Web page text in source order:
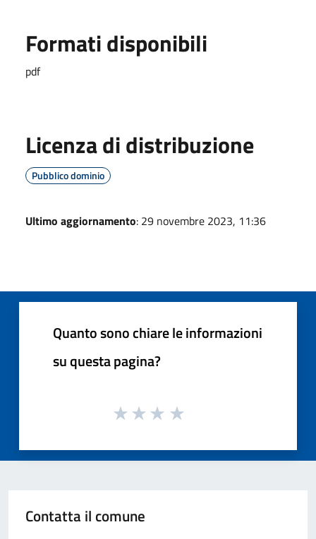
Formati disponibili
pdf
Licenza di distribuzione
Pubblico dominio
Ultimo aggiornamento: 29 novembre 2023, 11:36
Quanto sono chiare le informazioni
su questa pagina?
Contatta il comune